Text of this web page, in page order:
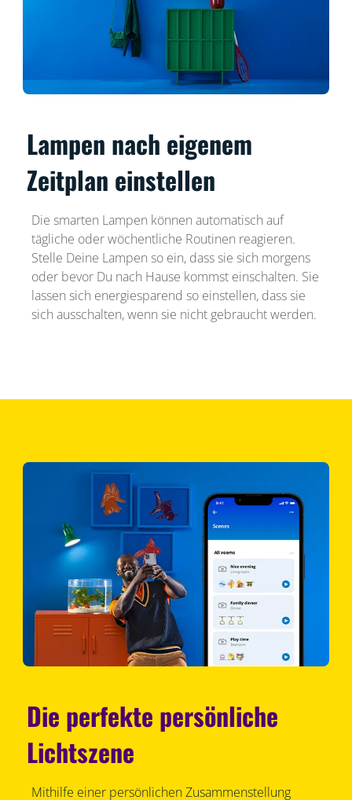
Lampen nach eigenem
Zeitplan einstellen
Die smarten Lampen können automatisch auf
tägliche oder wöchentliche Routinen reagieren.
Stelle Deine Lampen so ein, dass sie sich morgens
oder bevor Du nach Hause kommst einschalten. Sie
lassen sich energiesparend so einstellen, dass sie
sich ausschalten, wenn sie nicht gebraucht werden.
Die perfekte persönliche
Lichtszene
Mithilfe einer persönlichen Zusammenstellung